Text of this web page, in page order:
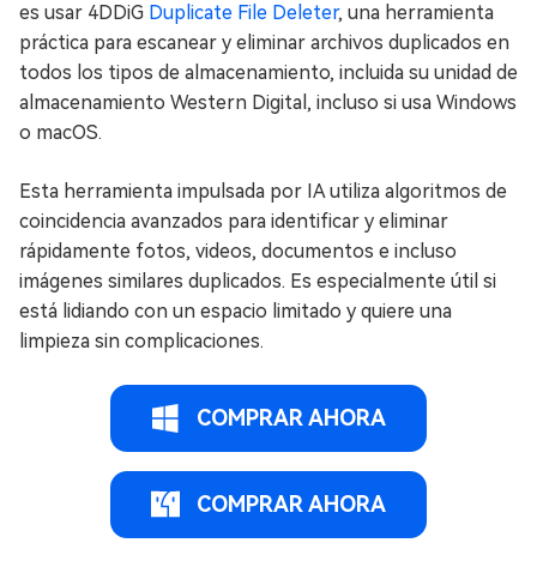
es usar 4DDiG Duplicate File Deleter, una herramienta
práctica para escanear y eliminar archivos duplicados en
todos los tipos de almacenamiento, incluida su unidad de
almacenamiento Western Digital, incluso si usa Windows
o macOS.
Esta herramienta impulsada por IA utiliza algoritmos de
coincidencia avanzados para identificar y eliminar
rápidamente fotos, videos, documentos e incluso
imágenes similares duplicados. Es especialmente útil si
está lidiando con un espacio limitado y quiere una
limpieza sin complicaciones.
COMPRAR AHORA
COMPRAR AHORA